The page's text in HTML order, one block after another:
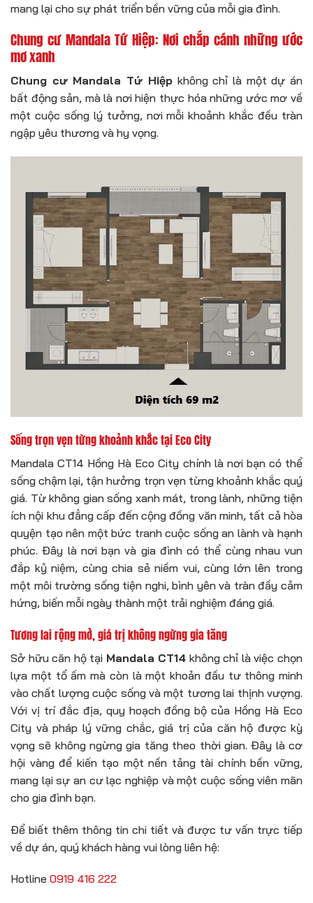
mang lại cho sự phát triển bền vững của mỗi gia đình.
Chung cư Mandala Tứ Hiệp: Nơi chắp cánh những ước
mơ xanh
Chung cư Mandala Tứ Hiệpkhông chỉ là một dự án
bất động sản, mà là nơi hiện thực hóa những ước mơ về
một cuộc sống lý tưởng, nơi mỗi khoảnh khắc đều tràn
ngập yêu thương và hy vọng.
Sống trọn vẹn từng khoảnh khắc tại Eco City
Mandala CT14 Hồng Hà Eco City chính là nơi bạn có thể
sống chậm lại, tận hưởng trọn vẹn từng khoảnh khắc quý
giá. Từ không gian sống xanh mát, trong lành, những tiện
ích nội khu đẳng cấp đến cộng đồng văn minh, tất cả hòa
quyện tạo nên một bức tranh cuộc sống an lành và hạnh
phúc. Đây là nơi bạn và gia đình có thể cùng nhau vun
đắp kỷ niệm, cùng chia sẻ niềm vui, cùng lớn lên trong
một môi trường sống tiện nghi, bình yên và tràn đầy cảm
hứng, biến mỗi ngày thành một trải nghiệm đáng giá.
Tương lai rộng mở, giá trị không ngừng gia tăng
Sở hữu căn hộ tại Mandala CT14 không chỉ là việc chọn
lựa một tổ ấm mà còn là một khoản đầu tư thông minh
vào chất lượng cuộc sống và một tương lai thịnh vượng.
Với vị trí đắc địa, quy hoạch đồng bộ của Hồng Hà Eco
City và pháp lý vững chắc, giá trị của căn hộ được kỳ
vọng sẽ không ngừng gia tăng theo thời gian. Đây là cơ
hội vàng để kiến tạo một nền tảng tài chính bền vững,
mang lại sự an cư lạc nghiệp và một cuộc sống viên mãn
cho gia đình bạn.
Để biết thêm thông tin chi tiết và được tư vấn trực tiếp
về dự án, quý khách hàng vui lòng liên hệ:
Hotline 0919 416 222